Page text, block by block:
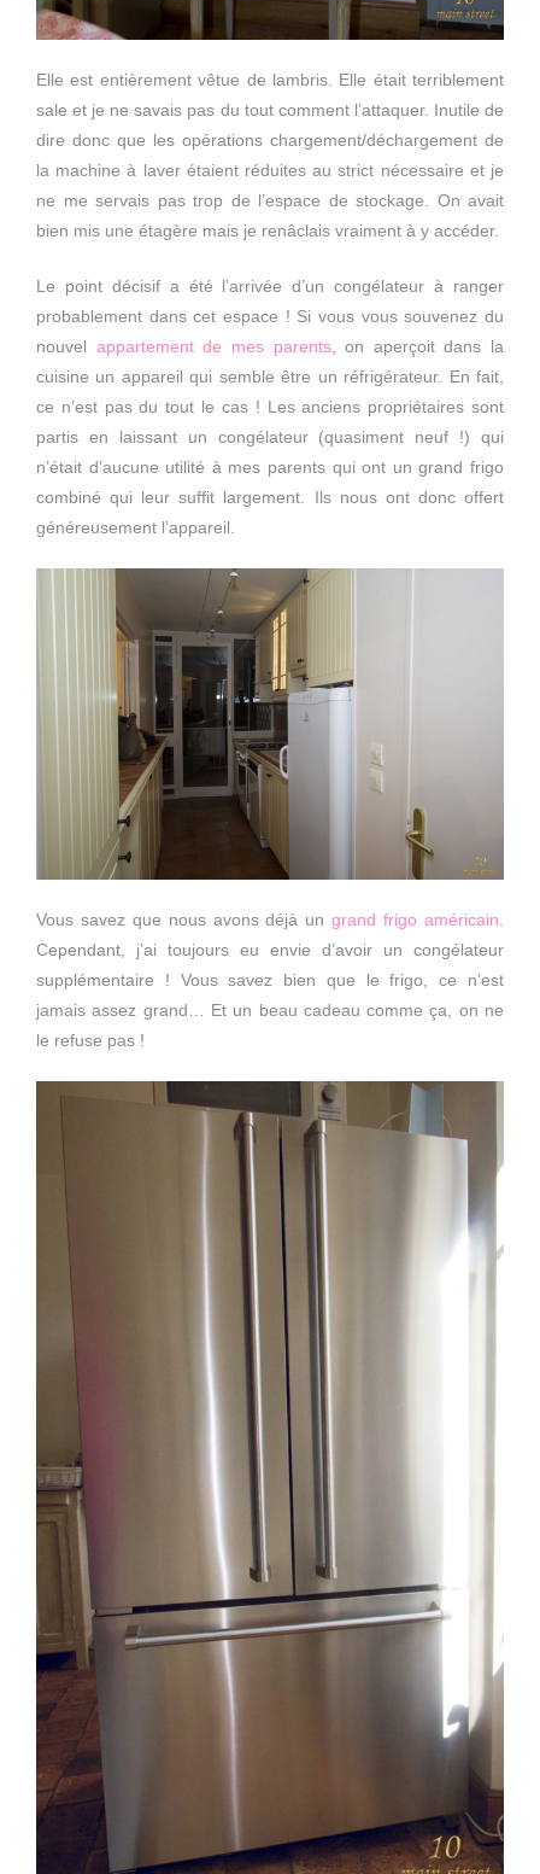
Elle est entièrement vêtue de lambris. Elle était terriblement
sale et je ne savais pas du tout comment l’attaquer. Inutile de
dire donc que les opérations chargement/déchargement de
la machine à laver étaient réduites au strict nécessaire et je
ne me servais pas trop de l’espace de stockage. On avait
bien mis une étagère mais je renâclais vraiment à y accéder.
Le point décisif a été l’arrivée d’un congélateur à ranger
probablement dans cet espace ! Si vous vous souvenez du
nouvel appartement de mes parents, on aperçoit dans la
cuisine un appareil qui semble être un réfrigérateur. En fait,
ce n’est pas du tout le cas ! Les anciens propriétaires sont
partis en laissant un congélateur (quasiment neuf !) qui
n’était d’aucune utilité à mes parents qui ont un grand frigo
combiné qui leur suffit largement. Ils nous ont donc offert
généreusement l’appareil.
Vous savez que nous avons déjà ungrand frigo américain
Cependant, j’ai toujours eu envie d’avoir un congélateur
supplémentaire ! Vous savez bien que le frigo, ce n’est
jamais assez grand… Et un beau cadeau comme ça, on ne
le refuse pas !